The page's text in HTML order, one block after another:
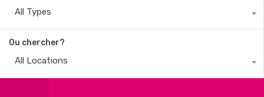
All Types
Ou chercher?
All Locations